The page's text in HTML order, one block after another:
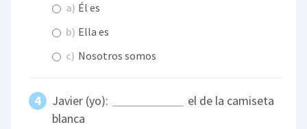
a) Él es
b) Ella es
c) Nosotros somos
Javier (yo):
el de la camiseta
blanca